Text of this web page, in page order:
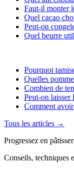
Faut-il monter
Quel cacao
Peut-on
Quel beurre
Pourquoi
Quelles
Combien de
Peut-on laisser
Comment
Tous les articles →
Progressez en
Conseils, techniques